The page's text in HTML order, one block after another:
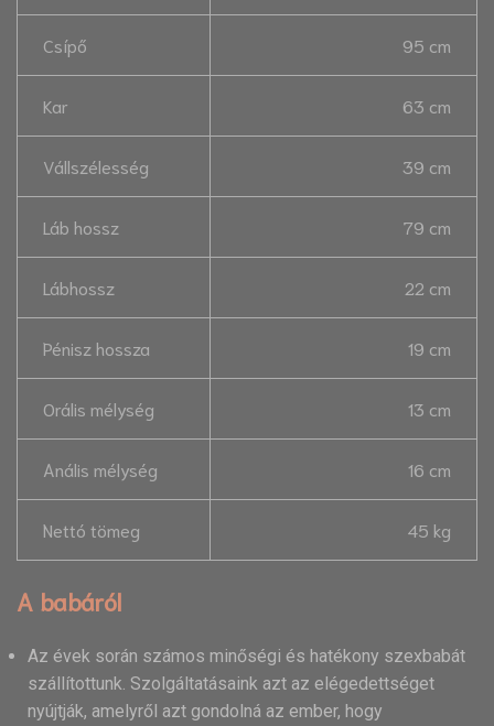
Csípő 95 cm
Kar 63 cm
Vállszélesség 39 cm
Láb hossz 79 cm
Lábhossz 22 cm
Pénisz hossza 19 cm
Orális mélység 13 cm
Anális mélység 16 cm
Nettó tömeg 45 kg
A babáról
Az évek során számos minőségi és hatékony szexbabát
szállítottunk. Szolgáltatásaink azt az elégedettséget
nyújtják, amelyről azt gondolná az ember, hogy